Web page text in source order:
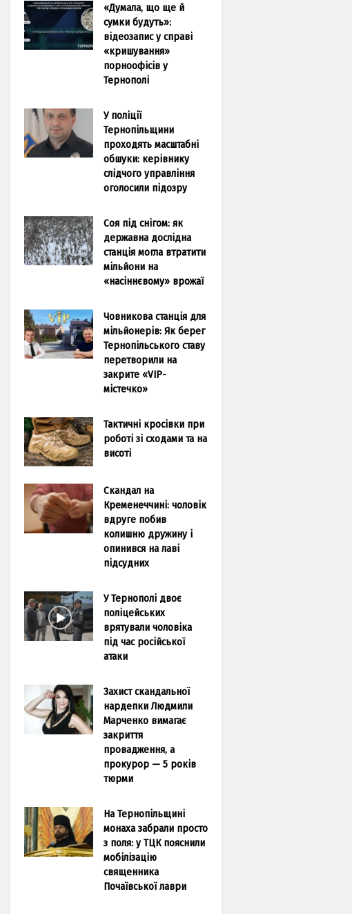
«Думала, що ще й
сумки будуть»:
відеозапис у справі
«кришування»
порноофісів у
Тернополі
У поліції
Тернопільщини
проходять масштабні
обшуки: керівнику
слідчого управління
оголосили підозру
Соя під снігом: як
державна дослідна
станція могла втратити
мільйони на
«насіннєвому» врожаї
Човникова станція для
мільйонерів: Як берег
Тернопільського ставу
перетворили на
закрите «VIP-
містечко»
Тактичні кросівки при
роботі зі сходами та на
висоті
Скандал на
Кременеччині: чоловік
вдруге побив
колишню дружину і
опинився на лаві
підсудних
У Тернополі двоє
поліцейських
врятували чоловіка
під час російської
атаки
Захист скандальної
нардепки Людмили
Марченко вимагає
закриття
провадження, а
прокурор — 5 років
тюрми
На Тернопільщині
монаха забрали просто
з поля: у ТЦК пояснили
мобілізацію
священника
Почаївської лаври